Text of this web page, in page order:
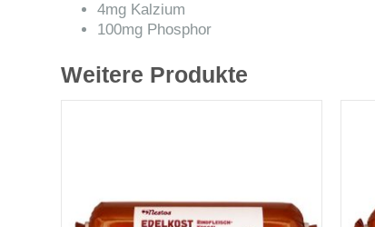
4mg Kalzium
100mg Phosphor
Weitere Produkte